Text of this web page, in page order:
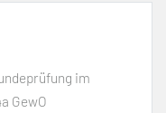
im
GewO